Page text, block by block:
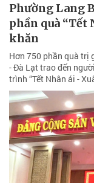
Phường Lang
phần quà “Tết
khăn
Hơn 750 phần quà trị
- Đà Lạt trao đến
trình “Tết Nhân ái -